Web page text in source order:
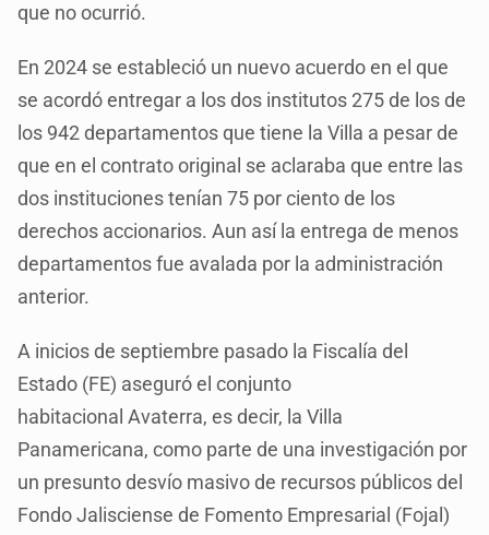
que no ocurrió.
En 2024 se estableció un nuevo acuerdo en el que
se acordó entregar a los dos institutos 275 de los de
los 942 departamentos que tiene la Villa a pesar de
que en el contrato original se aclaraba que entre las
dos instituciones tenían 75 por ciento de los
derechos accionarios. Aun así la entrega de menos
departamentos fue avalada por la administración
anterior.
A inicios de septiembre pasado la Fiscalía del
Estado (FE) aseguró el conjunto
habitacional Avaterra, es decir, la Villa
Panamericana, como parte de una investigación por
un presunto desvío masivo de recursos públicos del
Fondo Jalisciense de Fomento Empresarial (Fojal)